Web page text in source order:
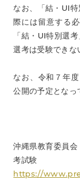
なお、「結・UI
際には留意する
「結・UI特別選
選考は受験できな
なお、令和７年
公開の予定となっ
沖縄県教育委員
考試験
https://